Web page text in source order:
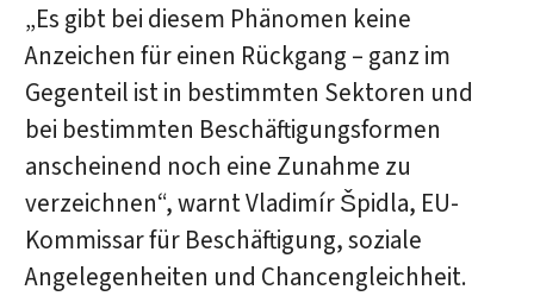
„Es gibt bei diesem Phänomen keine
Anzeichen für einen Rückgang – ganz im
Gegenteil ist in bestimmten Sektoren und
bei bestimmten Beschäftigungsformen
anscheinend noch eine Zunahme zu
verzeichnen“, warnt Vladimír Špidla, EU-
Kommissar für Beschäftigung, soziale
Angelegenheiten und Chancengleichheit.